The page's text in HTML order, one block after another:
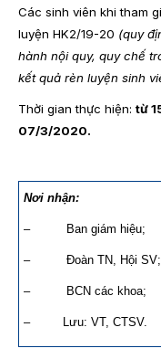
Các sinh viên khi tham
luyện HK2/19-20 (quy
hành nội quy, quy chế
kết quả rèn luyện sinh
Thời gian thực hiện: từ
07/3/2020.
Nơi nhận:
– Ban giám hiệu;
– Đoàn TN, Hội SV;
– BCN các khoa;
– Lưu: VT, CTSV.